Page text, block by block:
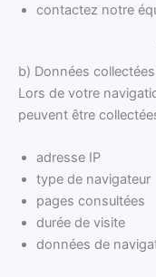
contactez notre
b) Données
Lors de votre
peuvent être
adresse IP
type de navigateur
pages consultées
durée de visite
données de